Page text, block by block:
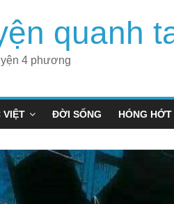
quanh
4 phương
VIỆT ĐỜI SỐNG HÓNG HỚT